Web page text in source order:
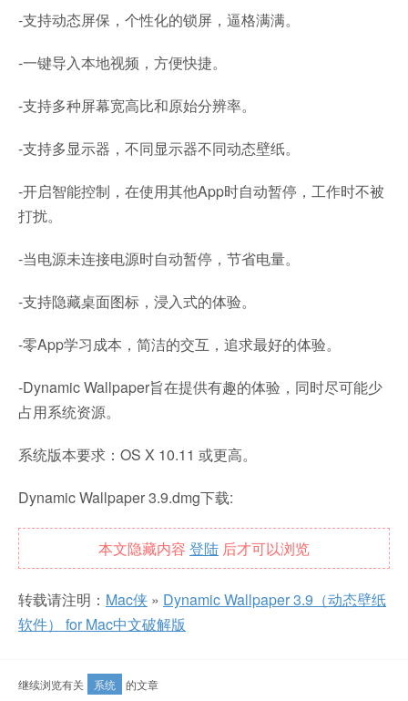
-支持动态屏保，个性化的锁屏，逼格满满。
-一键导入本地视频，方便快捷。
-支持多种屏幕宽高比和原始分辨率。
-支持多显示器，不同显示器不同动态壁纸。
-开启智能控制，在使用其他App时自动暂停，工作时不被
打扰。
-当电源未连接电源时自动暂停，节省电量。
-支持隐藏桌面图标，浸入式的体验。
-零App学习成本，简洁的交互，追求最好的体验。
-Dynamic Wallpaper旨在提供有趣的体验，同时尽可能少
占用系统资源。
系统版本要求：OS X 10.11 或更高。
Dynamic Wallpaper 3.9.dmg下载:
本文隐藏内容 登陆 后才可以浏览
转载请注明： Mac侠 » Dynamic Wallpaper 3.9（动态壁纸
软件） for Mac中文破解版
继续浏览有关 系统 的文章